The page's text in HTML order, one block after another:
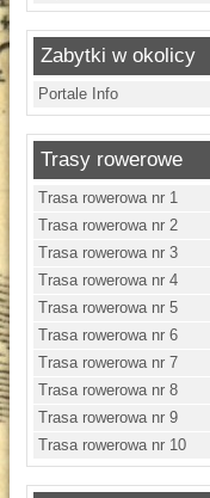
Zabytki w okolicy
Portale Info
Trasy rowerowe
Trasa rowerowa nr 1
Trasa rowerowa nr 2
Trasa rowerowa nr 3
Trasa rowerowa nr 4
Trasa rowerowa nr 5
Trasa rowerowa nr 6
Trasa rowerowa nr 7
Trasa rowerowa nr 8
Trasa rowerowa nr 9
Trasa rowerowa nr 10